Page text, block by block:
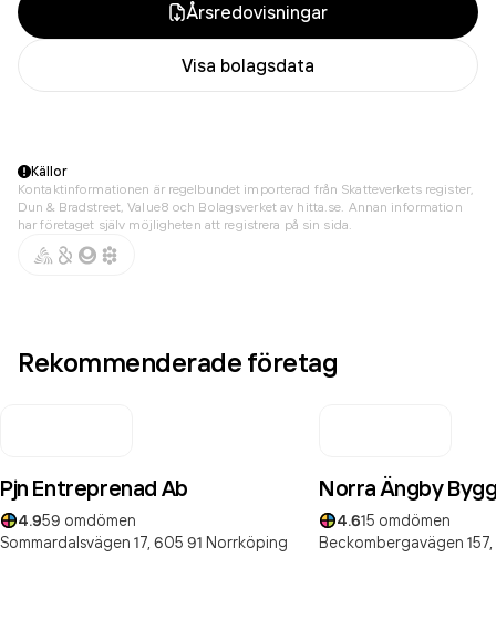
Årsredovisningar
Visa bolagsdata
Källor
Kontaktinformationen är regelbundet importerad från Skatteverkets register,
Dun & Bradstreet, Value8 och Bolagsverket av hitta.se. Annan information
har företaget själv möjligheten att registrera på sin sida.
Rekommenderade företag
Pjn Entreprenad Ab
4.959 omdömen
Sommardalsvägen 17, 605 91 Norrköping
Norra Ängby
4.615 omdömen
Beckombergavägen 157,